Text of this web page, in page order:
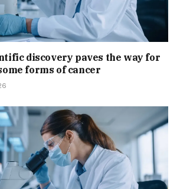
discovery paves the way for
forms of cancer